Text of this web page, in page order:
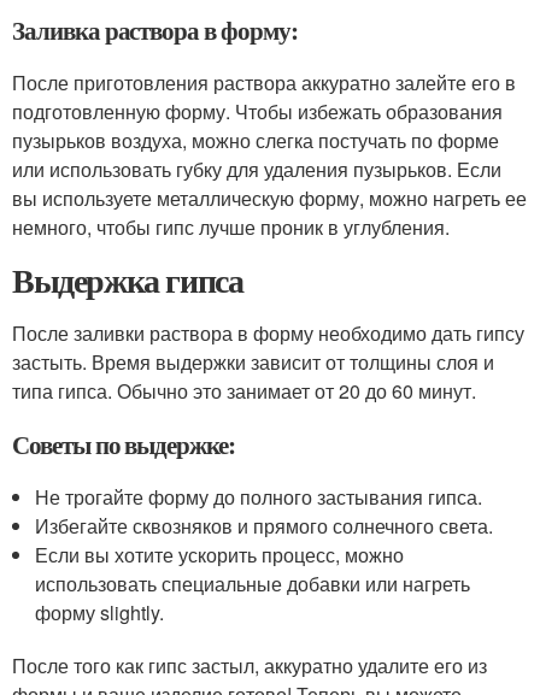
Заливка раствора в форму:
После приготовления раствора аккуратно залейте его в
подготовленную форму. Чтобы избежать образования
пузырьков воздуха, можно слегка постучать по форме
или использовать губку для удаления пузырьков. Если
вы используете металлическую форму, можно нагреть ее
немного, чтобы гипс лучше проник в углубления.
Выдержка гипса
После заливки раствора в форму необходимо дать гипсу
застыть. Время выдержки зависит от толщины слоя и
типа гипса. Обычно это занимает от 20 до 60 минут.
Советы по выдержке:
Не трогайте форму до полного застывания гипса.
Избегайте сквозняков и прямого солнечного света.
Если вы хотите ускорить процесс, можно
использовать специальные добавки или нагреть
форму slightly.
После того как гипс застыл, аккуратно удалите его из